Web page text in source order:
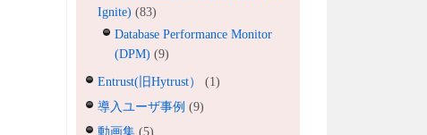
Ignite) (83)
Database Performance Monitor
(DPM) (9)
Entrust(旧Hytrust）
(1)
導入ユーザ事例 (9)
動画集 (5)